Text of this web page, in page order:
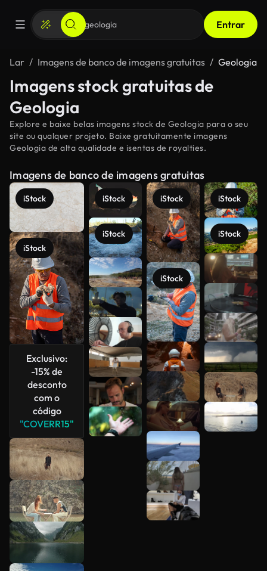
Entrar
Lar Imagens de banco de imagens gratuitas Geologia
Imagens stock gratuitas de
Geologia
Explore e baixe belas imagens stock de Geologia para o seu
site ou qualquer projeto. Baixe gratuitamente imagens
Geologia de alta qualidade e isentas de royalties.
Imagens de banco de imagens gratuitas
iStock
iStock
Exclusivo:
-15% de
desconto
com o
código
"COVERR15"
iStock
iStock
iStock
iStock
iStock
iStock
Veja mais